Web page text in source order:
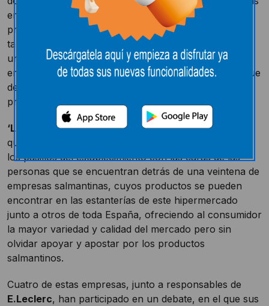
empresas salmantinas que luchan porque sus
productos sean un referente en la propia tierra, y
también algunas grandes superficies como
una empresa familiar salmantina que lleva implantada
en
Carbajosa de la Sagradadesde hace 16 años y que
desde un primer momento ha apostado por los
productos de la provincia.
‘Las Alianzas Locales’es el nombre de la campaña
que desde hace unos meses ha llenado de cartelones
los pasillos del establecimiento con las caras de las
personas que se encuentran detrás de una veintena de
empresas salmantinas, cuyos productos se pueden
encontrar en las estanterías de este hipermercado
junto a otros de toda España, ofreciendo al consumidor
la mayor variedad y calidad del mercado pero sin
olvidar apoyar y apostar por los productos
salmantinos.
Cuatro de estas empresas, junto a responsables de
E.Leclerc, han participado en un debate, en el que sus